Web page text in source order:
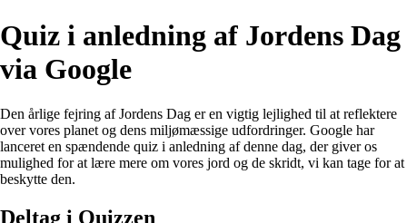
Quiz i anledning af Jordens Dag
via Google
Den årlige fejring af Jordens Dag er en vigtig lejlighed til at reflektere
over vores planet og dens miljømæssige udfordringer. Google har
lanceret en spændende quiz i anledning af denne dag, der giver os
mulighed for at lære mere om vores jord og de skridt, vi kan tage for at
beskytte den.
Deltag i Quizzen